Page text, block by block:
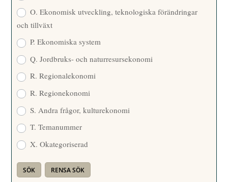
O. Ekonomisk utveckling, teknologiska förändringar
och tillväxt
P. Ekonomiska system
Q. Jordbruks- och naturresursekonomi
R. Regionalekonomi
R. Regionekonomi
S. Andra frågor, kulturekonomi
T. Temanummer
X. Okategoriserad